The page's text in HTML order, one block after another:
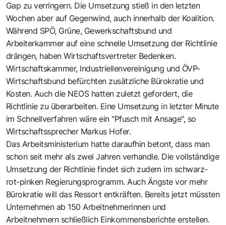
Gap zu verringern. Die Umsetzung stieß in den letzten
Wochen aber auf Gegenwind, auch innerhalb der Koalition.
Während SPÖ, Grüne, Gewerkschaftsbund und
Arbeiterkammer auf eine schnelle Umsetzung der Richtlinie
drängen, haben Wirtschaftsvertreter Bedenken.
Wirtschaftskammer, Industriellenvereinigung und ÖVP-
Wirtschaftsbund befürchten zusätzliche Bürokratie und
Kosten. Auch die NEOS hatten zuletzt gefordert, die
Richtlinie zu überarbeiten. Eine Umsetzung in letzter Minute
im Schnellverfahren wäre ein "Pfusch mit Ansage", so
Wirtschaftssprecher Markus Hofer.
Das Arbeitsministerium hatte daraufhin betont, dass man
schon seit mehr als zwei Jahren verhandle. Die vollständige
Umsetzung der Richtlinie findet sich zudem im schwarz-
rot-pinken Regierungsprogramm. Auch Ängste vor mehr
Bürokratie will das Ressort entkräften. Bereits jetzt müssten
Unternehmen ab 150 Arbeitnehmerinnen und
Arbeitnehmern schließlich Einkommensberichte erstellen.